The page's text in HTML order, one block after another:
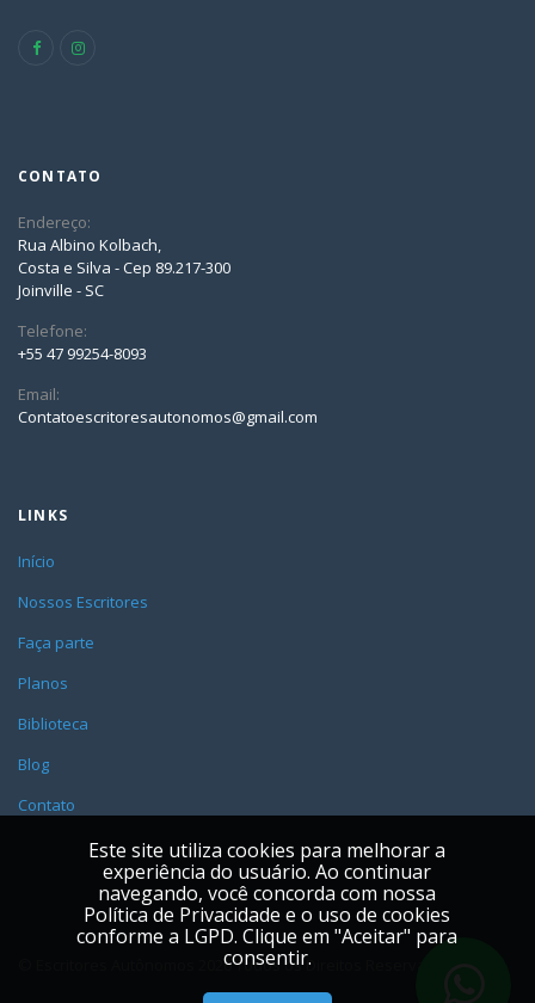
CONTATO
Endereço:
Rua Albino Kolbach,
Costa e Silva - Cep 89.217-300
Joinville - SC
Telefone:
+55 47 99254-8093
Email:
Contatoescritoresautonomos@gmail.com
LINKS
Início
Nossos Escritores
Faça parte
Planos
Biblioteca
Blog
Contato
2026 Todos os Direitos Reservados.
Este site utiliza cookies para melhorar a
experiência do usuário. Ao continuar
navegando, você concorda com nossa
Política de Privacidade e o uso de cookies
conforme a LGPD. Clique em "Aceitar" para
consentir.